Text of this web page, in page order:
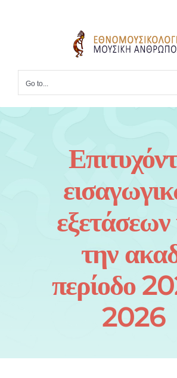
Go to...
εξετάσεων
την
περίοδο
2026